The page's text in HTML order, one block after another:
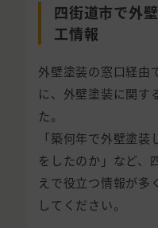
四街道市で外
工情報
外壁塗装の窓口経由
に、外壁塗装に関す
た。
「築何年で外壁塗
をしたのか」など、
えで役立つ情報が多
してください。